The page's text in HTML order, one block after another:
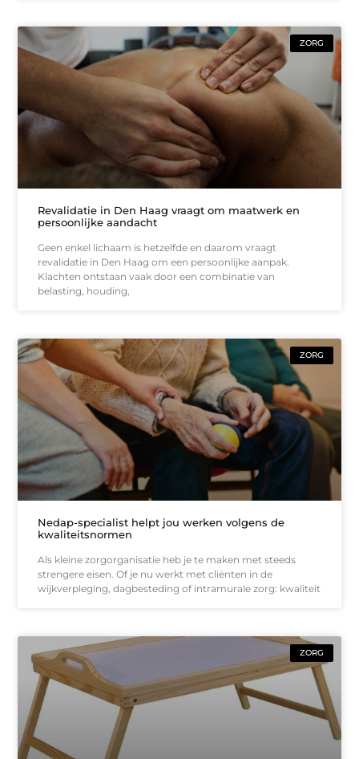
ZORG
Revalidatie in Den Haag vraagt om maatwerk en
persoonlijke aandacht
Geen enkel lichaam is hetzelfde en daarom vraagt
revalidatie in Den Haag om een persoonlijke aanpak.
Klachten ontstaan vaak door een combinatie van
belasting, houding,
ZORG
Nedap-specialist helpt jou werken volgens de
kwaliteitsnormen
Als kleine zorgorganisatie heb je te maken met steeds
strengere eisen. Of je nu werkt met cliënten in de
wijkverpleging, dagbesteding of intramurale zorg: kwaliteit
ZORG